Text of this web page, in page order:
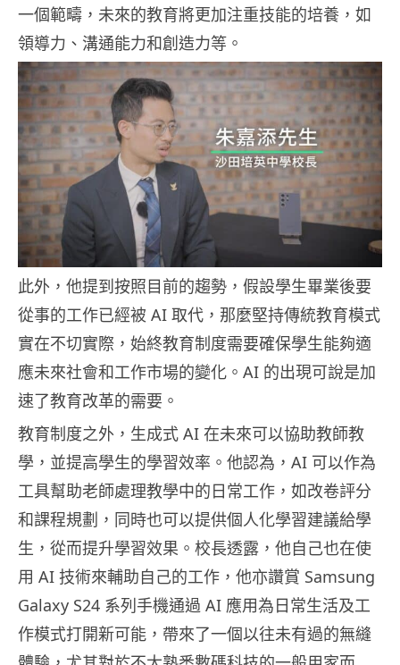
一個範疇，未來的教育將更加注重技能的培養，如
領導力、溝通能力和創造力等。
此外，他提到按照目前的趨勢，假設學生畢業後要
從事的工作已經被 AI 取代，那麼堅持傳統教育模式
實在不切實際，始終教育制度需要確保學生能夠適
應未來社會和工作市場的變化。AI 的出現可說是加
速了教育改革的需要。
教育制度之外，生成式 AI 在未來可以協助教師教
學，並提高學生的學習效率。他認為，AI 可以作為
工具幫助老師處理教學中的日常工作，如改卷評分
和課程規劃，同時也可以提供個人化學習建議給學
生，從而提升學習效果。校長透露，他自己也在使
用 AI 技術來輔助自己的工作，他亦讚賞 Samsung
Galaxy S24 系列手機通過 AI 應用為日常生活及工
作模式打開新可能，帶來了一個以往未有過的無縫